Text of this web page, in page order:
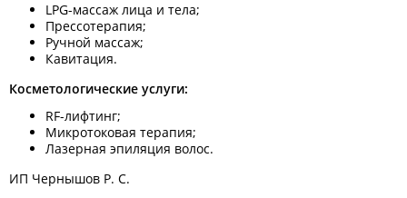
LPG-массаж лица и тела;
Прессотерапия;
Ручной массаж;
Кавитация.
Косметологические услуги:
RF-лифтинг;
Микротоковая терапия;
Лазерная эпиляция волос.
ИП Чернышов Р. С.